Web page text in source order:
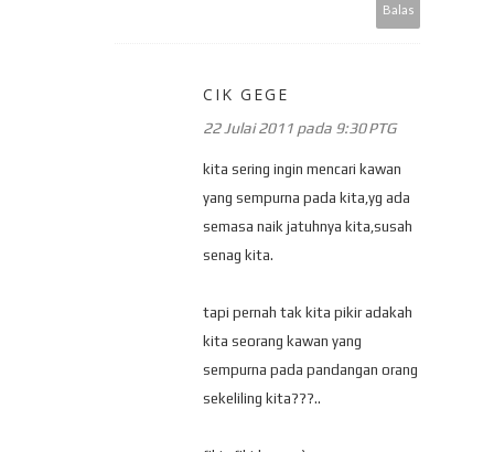
Balas
CIK GEGE
22 Julai 2011 pada 9:30 PTG
kita sering ingin mencari kawan
yang sempurna pada kita,yg ada
semasa naik jatuhnya kita,susah
senag kita.
tapi pernah tak kita pikir adakah
kita seorang kawan yang
sempurna pada pandangan orang
sekeliling kita???..